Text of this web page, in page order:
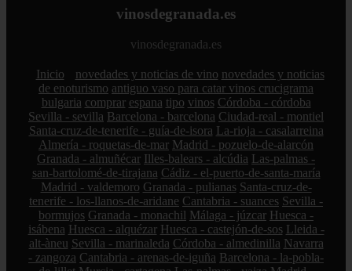
vinosdegranada.es
vinosdegranada.es
Inicio novedades y noticias de vino novedades y noticias
de enoturismo antiguo vaso para catar vinos crucigrama
bulgaria comprar espana tipo vinos Córdoba - córdoba
Sevilla - sevilla Barcelona - barcelona Ciudad-real - montiel
Santa-cruz-de-tenerife - guía-de-isora La-rioja - casalarreina
Almería - roquetas-de-mar Madrid - pozuelo-de-alarcón
Granada - almuñécar Illes-balears - alcúdia Las-palmas -
san-bartolomé-de-tirajana Cádiz - el-puerto-de-santa-maría
Madrid - valdemoro Granada - pulianas Santa-cruz-de-
tenerife - los-llanos-de-aridane Cantabria - suances Sevilla -
bormujos Granada - monachil Málaga - júzcar Huesca -
isábena Huesca - alquézar Huesca - castejón-de-sos Lleida -
alt-àneu Sevilla - marinaleda Córdoba - almedinilla Navarra
- zangoza Cantabria - arenas-de-iguña Barcelona - la-pobla-